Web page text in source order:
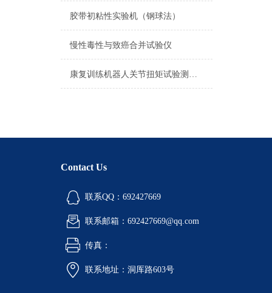
胶带初粘性实验机（钢球法）
慢性毒性与致癌合并试验仪
康复训练机器人关节扭矩试验测试仪产品参数
Contact Us
联系QQ：692427669
联系邮箱：692427669@qq.com
传真：
联系地址：洞厍路603号